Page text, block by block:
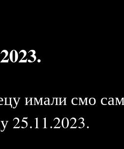
имали смо
25.11.2023.